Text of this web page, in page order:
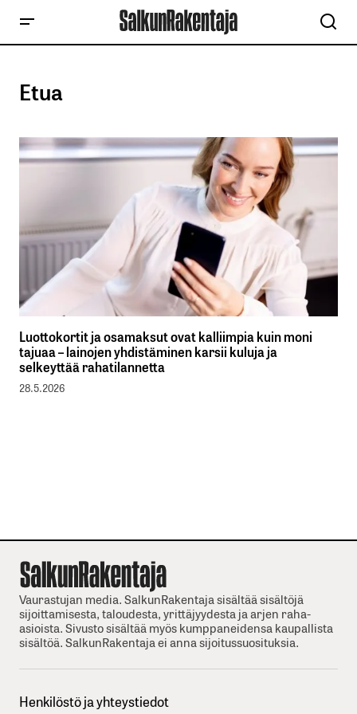
Etua
Luottokortit ja osamaksut ovat kalliimpia kuin moni
tajuaa – lainojen yhdistäminen karsii kuluja ja
selkeyttää rahatilannetta
28.5.2026
Vaurastujan media. SalkunRakentaja sisältää sisältöjä
sijoittamisesta, taloudesta, yrittäjyydesta ja arjen raha-
asioista. Sivusto sisältää myös kumppaneidensa kaupallista
sisältöä. SalkunRakentaja ei anna sijoitussuosituksia.
Henkilöstö ja yhteystiedot